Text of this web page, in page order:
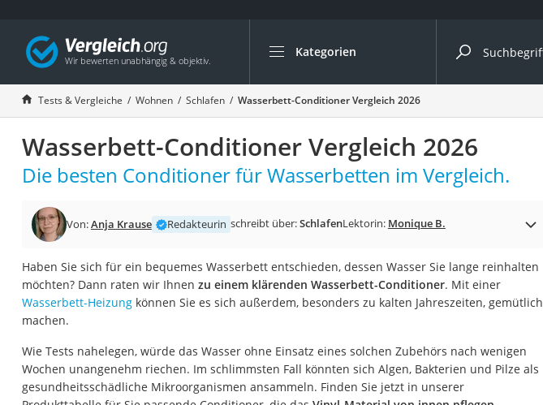
Kategorien
Die beliebtesten Vergleiche nach Kategorie
Wohnen
Matratzen-Topper
Matratzen
Konferenzlautsprecher
Badlüfter
Bürohocker
Außenleuchte mit Kamera
Akku-Tischlampe
Konferenzmikrofon
Klappmatratze
Tests & Vergleiche Wohnen Schlafen Wasserbett-Conditioner Vergleich 2026
Wasserbett-Conditioner Vergleich 2026
Die besten Conditioner für Wasserbetten im Vergleich.
Von:Anja Krause Redakteurin schreibt über:SchlafenLektorin: Monique B.
Haben Sie sich für ein bequemes Wasserbett entschieden, dessen Wasser Sie lange reinhalten
möchten? Dann raten wir Ihnen zu einem klärenden Wasserbett-Conditioner. Mit einer
Wasserbett-Heizungkönnen Sie es sich außerdem, besonders zu kalten Jahreszeiten, gemütlich
machen.
Wie Tests nahelegen, würde das Wasser ohne Einsatz eines solchen Zubehörs nach wenigen
Wochen unangenehm riechen. Im schlimmsten Fall könnten sich Algen, Bakterien und Pilze als
gesundheitsschädliche Mikroorganismen ansammeln. Finden Sie jetzt in unserer